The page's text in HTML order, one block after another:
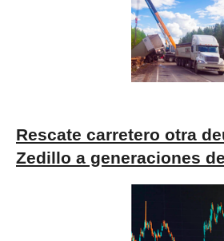
Rescate carretero otra
Zedillo a generaciones